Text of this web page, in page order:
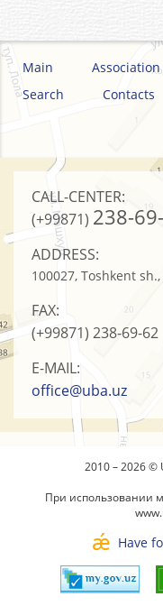
Main Association
Search
Contacts
CALL-CENTER:
(+99871) 238-
ADDRESS:
100027, Toshkent sh.,
FAX:
(+99871) 238-69-62
E-MAIL:
office@uba.uz
2010 – 2026 ©
При использовании
Have